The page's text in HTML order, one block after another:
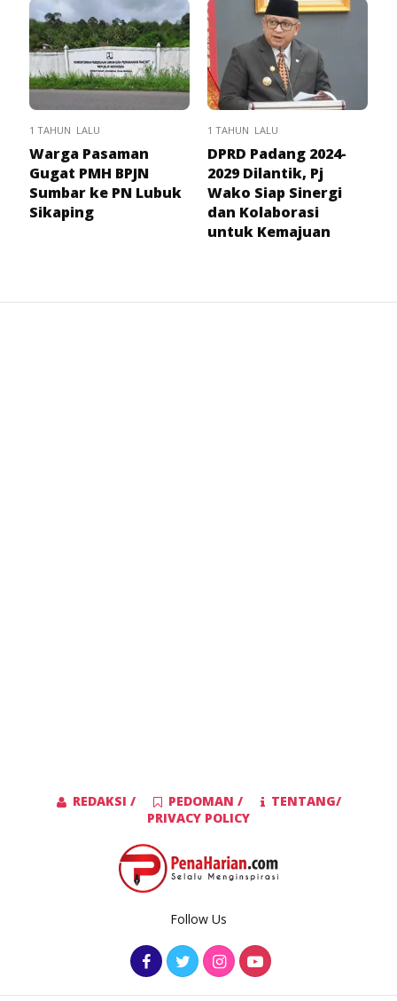
1 TAHUN LALU
Warga Pasaman
Gugat PMH BPJN
Sumbar ke PN Lubuk
Sikaping
1 TAHUN LALU
DPRD Padang 2024-
2029 Dilantik, Pj
Wako Siap Sinergi
dan Kolaborasi
untuk Kemajuan
REDAKSI / PEDOMAN /
TENTANG/
PRIVACY POLICY
Follow Us